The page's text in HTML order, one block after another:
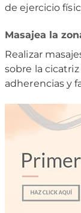
de ejercicio
Masajea la
Realizar
sobre la
adherencias y